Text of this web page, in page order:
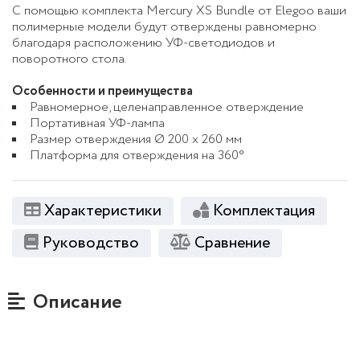
С помощью комплекта Mercury XS Bundle от Elegoo ваши
полимерные модели будут отверждены равномерно
благодаря расположению УФ-светодиодов и
поворотного стола.
Особенности и преимущества
Равномерное, целенаправленное отверждение
Портативная УФ-лампа
Размер отверждения Ø 200 x 260 мм
Платформа для отверждения на 360°
Характеристики
Комплектация
Руководство
Сравнение
Описание